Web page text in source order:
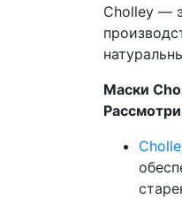
Cholley —
Маски